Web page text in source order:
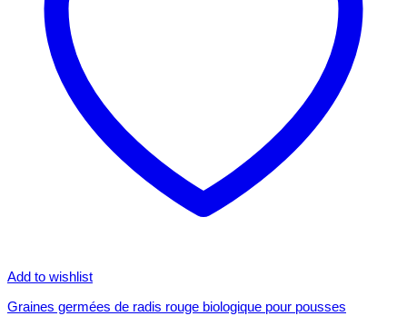
Add to wishlist
Graines germées de radis rouge biologique pour pousses